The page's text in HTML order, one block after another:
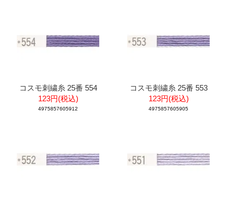
コスモ刺繍糸 25番 554
123円(税込)
4975857605912
コスモ刺繍糸 25番 553
123円(税込)
4975857605905